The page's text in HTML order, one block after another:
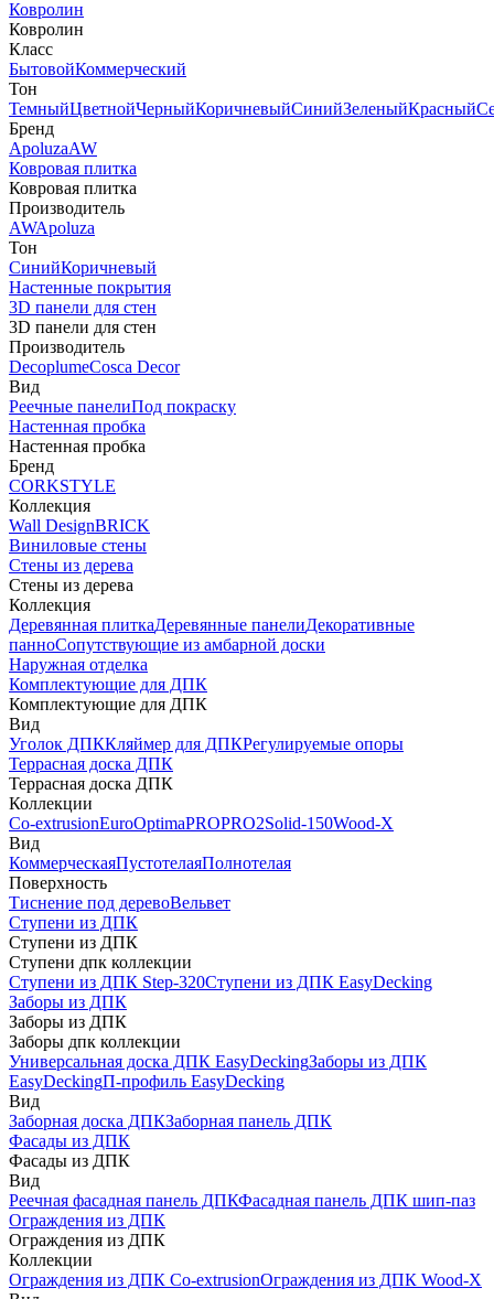
Ковролин
Ковролин
Класс
БытовойКоммерческий
Тон
ТемныйЦветнойЧерныйКоричневыйСинийЗеленыйКрасный
Бренд
ApoluzaAW
Ковровая плитка
Ковровая плитка
Производитель
AWApoluza
Тон
СинийКоричневый
Настенные покрытия
3D панели для стен
3D панели для стен
Производитель
DecoplumeCosca Decor
Вид
Реечные панелиПод покраску
Настенная пробка
Настенная пробка
Бренд
CORKSTYLE
Коллекция
Wall DesignBRICK
Виниловые стены
Стены из дерева
Стены из дерева
Коллекция
Деревянная плиткаДеревянные панелиДекоративные
панноСопутствующие из амбарной доски
Наружная отделка
Комплектующие для ДПК
Комплектующие для ДПК
Вид
Уголок ДПККляймер для ДПКРегулируемые опоры
Террасная доска ДПК
Террасная доска ДПК
Коллекции
Co-extrusionEuroOptimaPROPRO2Solid-150Wood-X
Вид
КоммерческаяПустотелаяПолнотелая
Поверхность
Тиснение под деревоВельвет
Ступени из ДПК
Ступени из ДПК
Ступени дпк коллекции
Ступени из ДПК Step-320Ступени из ДПК EasyDecking
Заборы из ДПК
Заборы из ДПК
Заборы дпк коллекции
Универсальная доска ДПК EasyDeckingЗаборы из ДПК
EasyDeckingП-профиль EasyDecking
Вид
Заборная доска ДПКЗаборная панель ДПК
Фасады из ДПК
Фасады из ДПК
Вид
Реечная фасадная панель ДПКФасадная панель ДПК шип-паз
Ограждения из ДПК
Ограждения из ДПК
Коллекции
Ограждения из ДПК Co-extrusionОграждения из ДПК Wood-X